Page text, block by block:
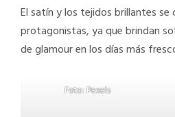
El satín y los tejidos brillantes se
protagonistas, ya que brindan
de glamour en los días más
Foto: Pexels